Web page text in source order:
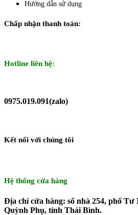
Hướng dẫn sử dụng
Chấp nhận thanh toán:
Hotline liên hệ:
0975.019.091(zalo)
Kết nối với chúng tôi
Hệ thống cửa hàng
Địa chỉ cửa hàng: số nhà 254, phố
Quỳnh Phụ, tỉnh Thái Bình.